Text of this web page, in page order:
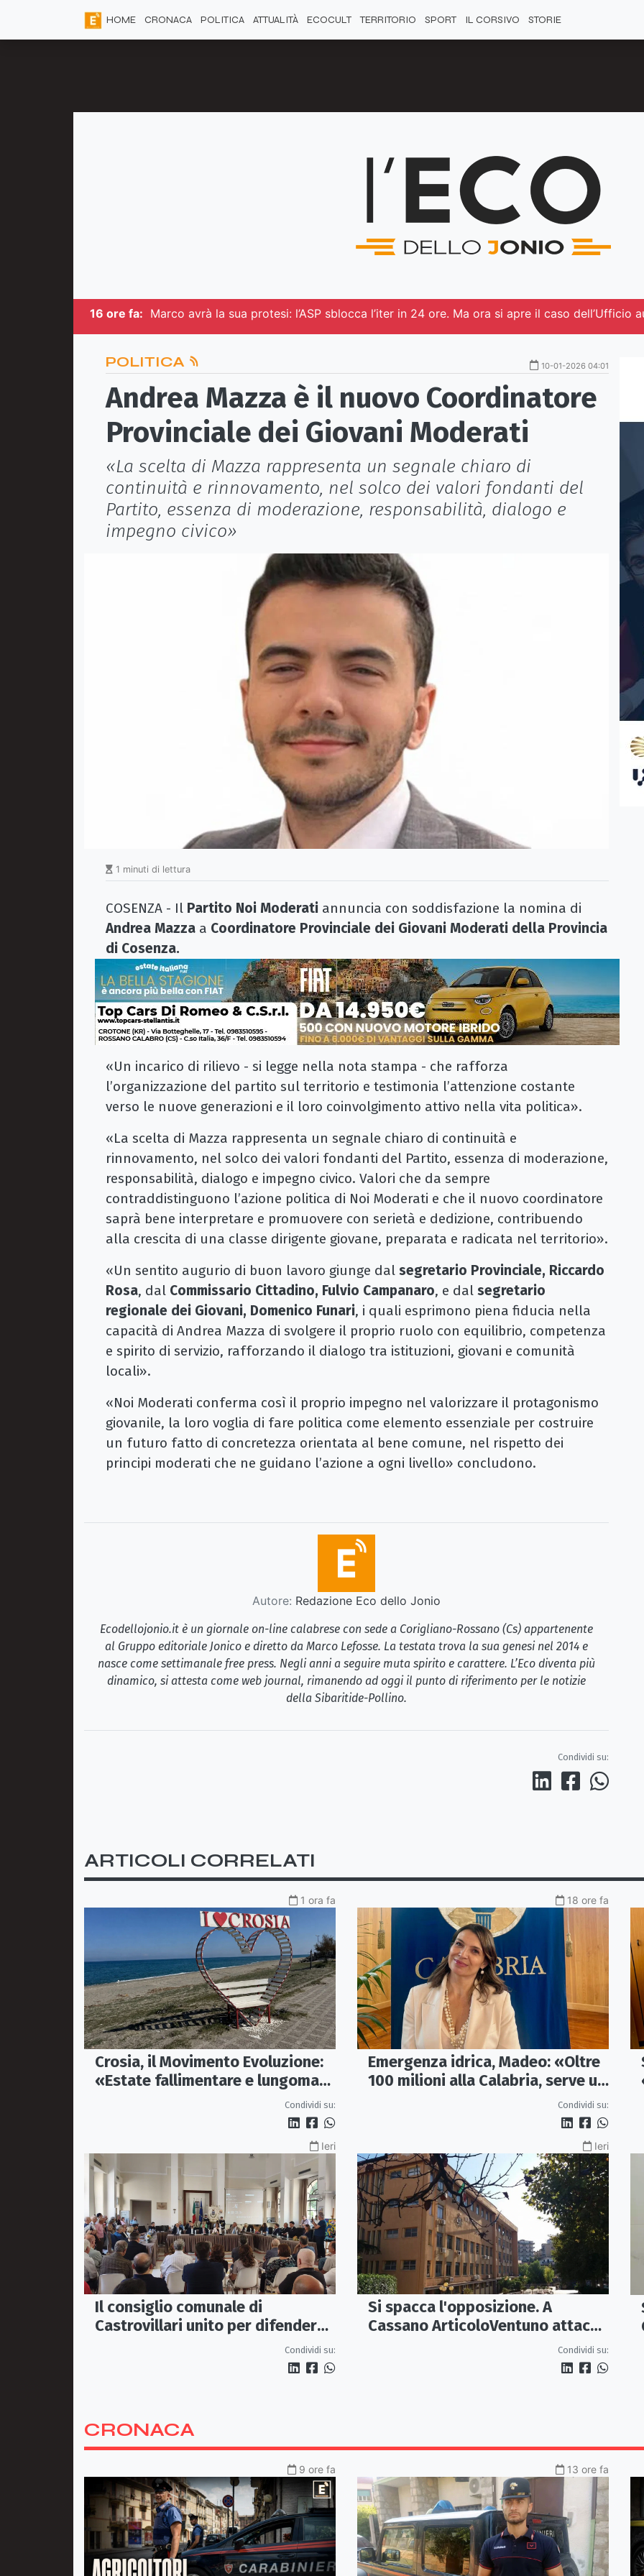
HOME CRONACA POLITICA ATTUALITÀ ECOCULT TERRITORIO SPORT IL CORSIVO STORIE
16 ore fa: Marco avrà la sua protesi: l’ASP sblocca l’iter in 24 ore. Ma ora si apre il caso dell’Ufficio
POLITICA 10-01-2026 04:01
Andrea Mazza è il nuovo Coordinatore
Provinciale dei Giovani Moderati
«La scelta di Mazza rappresenta un segnale chiaro di
continuità e rinnovamento, nel solco dei valori fondanti del
Partito, essenza di moderazione, responsabilità, dialogo e
impegno civico»
1 minuti di lettura
COSENZA - Il Partito Noi Moderati annuncia con soddisfazione la nomina di
Andrea Mazza a Coordinatore Provinciale dei Giovani Moderati della Provincia
di Cosenza.
«Un incarico di rilievo - si legge nella nota stampa - che rafforza
l’organizzazione del partito sul territorio e testimonia l’attenzione costante
verso le nuove generazioni e il loro coinvolgimento attivo nella vita politica».
«La scelta di Mazza rappresenta un segnale chiaro di continuità e
rinnovamento, nel solco dei valori fondanti del Partito, essenza di moderazione,
responsabilità, dialogo e impegno civico. Valori che da sempre
contraddistinguono l’azione politica di Noi Moderati e che il nuovo coordinatore
saprà bene interpretare e promuovere con serietà e dedizione, contribuendo
alla crescita di una classe dirigente giovane, preparata e radicata nel territorio».
«Un sentito augurio di buon lavoro giunge dal segretario Provinciale, Riccardo
Rosa, dal Commissario Cittadino, Fulvio Campanaro, e dal segretario
regionale dei Giovani, Domenico Funari, i quali esprimono piena fiducia nella
capacità di Andrea Mazza di svolgere il proprio ruolo con equilibrio, competenza
e spirito di servizio, rafforzando il dialogo tra istituzioni, giovani e comunità
locali».
«Noi Moderati conferma così il proprio impegno nel valorizzare il protagonismo
giovanile, la loro voglia di fare politica come elemento essenziale per costruire
un futuro fatto di concretezza orientata al bene comune, nel rispetto dei
principi moderati che ne guidano l’azione a ogni livello» concludono.
Autore: Redazione Eco dello Jonio
Ecodellojonio.it è un giornale on-line calabrese con sede a Corigliano-Rossano (Cs) appartenente
al Gruppo editoriale Jonico e diretto da Marco Lefosse. La testata trova la sua genesi nel 2014 e
nasce come settimanale free press. Negli anni a seguire muta spirito e carattere. L’Eco diventa più
dinamico, si attesta come web journal, rimanendo ad oggi il punto di riferimento per le notizie
della Sibaritide-Pollino.
Condividi su:
ARTICOLI CORRELATI
1 ora fa
Crosia, il Movimento Evoluzione:
«Estate fallimentare e lungomare
Condividi su:
18 ore fa
Emergenza idrica, Madeo: «Oltre
100 milioni alla Calabria, serve un
Condividi su:
Ieri
Il consiglio comunale di
Castrovillari unito per difendere
Condividi su:
Ieri
Si spacca l'opposizione. A
Cassano ArticoloVentuno attacca
Avena e ne chiede le dimissioni
Condividi su:
CRONACA
9 ore fa 13 ore fa